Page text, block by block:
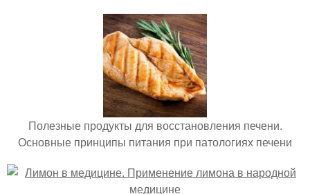
Полезные продукты для восстановления печени.
Основные принципы питания при патологиях печени